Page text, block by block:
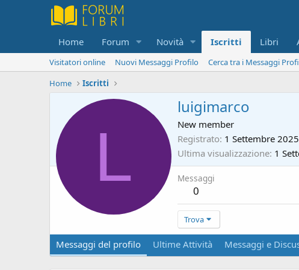
Home Forum Novità Iscritti Libri
Visitatori online Nuovi Messaggi Profilo
Cerca tra i Messaggi
Home
Iscritti
L
luigimarco
New member
Registrato 1 Settembre 2025
Ultima visualizzazione 1
Messaggi
0
Trova
Messaggi del profilo Ultime Attività Messaggi e